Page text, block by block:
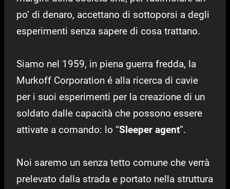
po’ di denaro, accettano di sottoporsi a degli
esperimenti senza sapere di cosa trattano.
Siamo nel 1959, in piena guerra fredda, la
Murkoff Corporation é alla ricerca di cavie
per i suoi esperimenti per la creazione di un
soldato dalle capacità che possono essere
attivate a comando: lo “Sleeper agent”.
Noi saremo un senza tetto comune che verrà
prelevato dalla strada e portato nella struttura